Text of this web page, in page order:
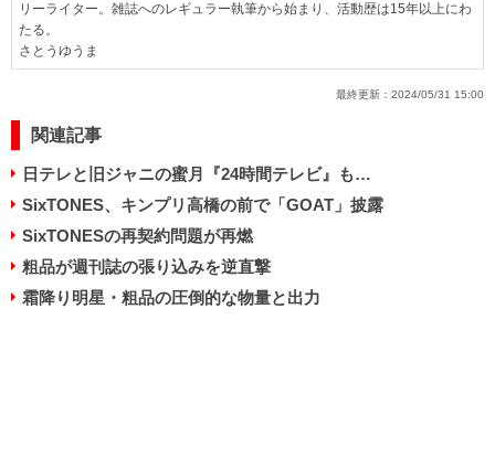
リーライター。雑誌へのレギュラー執筆から始まり、活動歴は15年以上にわ
たる。
さとうゆうま
最終更新： 2024/05/31 15:00
関連記事
日テレと旧ジャニの蜜月『24時間テレビ』も…
SixTONES、キンプリ高橋の前で「GOAT」披露
SixTONESの再契約問題が再燃
粗品が週刊誌の張り込みを逆直撃
霜降り明星・粗品の圧倒的な物量と出力